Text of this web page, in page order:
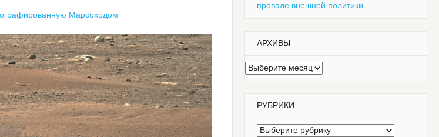
Марсоходом
провале внешней политики
АРХИВЫ
Архивы
РУБРИКИ
Рубрики